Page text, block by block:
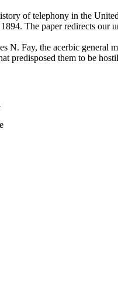
of telephony in the
The paper redirects
N. Fay, the acerbic general
predisposed them to be